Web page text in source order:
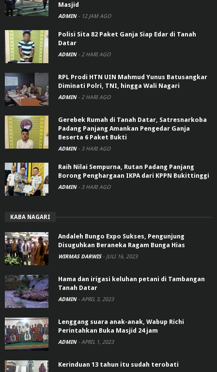
Masjid
ADMIN - 12 JAM AGO
Polisi Sita 82 Paket Ganja Siap Edar di Tanah
Datar
ADMIN - 2 HARI AGO
RPL Prodi HTN UIN Mahmud Yunus Batusangkar
Diminati Polri, TNI, hingga Wali Nagari
ADMIN - 2 HARI AGO
Gerebek Rumah di Tanah Datar, Satresnarkoba
Padang Panjang Amankan Pengedar Ganja
Beserta 6 Paket Bukti
ADMIN - 3 HARI AGO
Raih Nilai Sempurna, Rutan Padang Panjang
Borong Penghargaan IKPA dari KPPN Bukittinggi
ADMIN - 3 HARI AGO
KABA NAGARI
Andaleh Bungo Expo Sukses, Pengunjung
Disuguhkan Beraneka Ragam Bunga Hias
WIRMAS DARWIS - JULI 16, 2023
Hama dan irigasi keluhan petani di Tambangan
Tanah Datar
ADMIN - APRIL 3, 2023
Lenggang suara anak-anak, Wabup Richi
Perintahkan Buka Masjid 24 jam
ADMIN - APRIL 1, 2023
Kerinduan 13 tahun itu sudah terobati